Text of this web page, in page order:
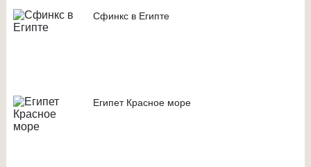
Сфинкс в Египте
Египет Красное море